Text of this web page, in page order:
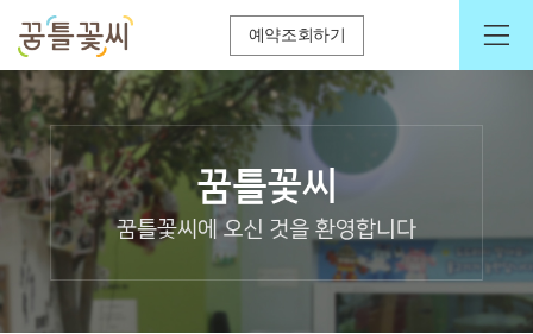
예약조회하기